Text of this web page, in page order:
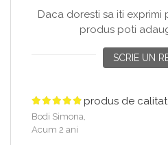
Daca doresti sa iti exprimi
produs poti
SCRIE UN
produs de
Bodi Simona,
Acum 2 ani